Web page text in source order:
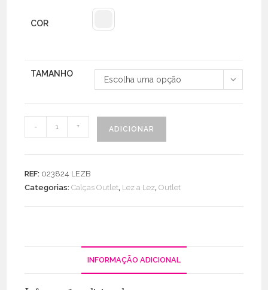
COR
TAMANHO
Escolha uma opção
de
- + ADICIONAR
REF: 023824 LEZB
Categorias:Calças Outlet, Lez a Lez,Outlet
INFORMAÇÃO ADICIONAL